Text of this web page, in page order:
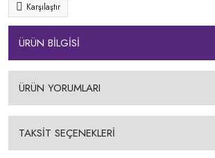
Karşılaştır
ÜRÜN BİLGİSİ
ÜRÜN YORUMLARI
TAKSİT SEÇENEKLERİ